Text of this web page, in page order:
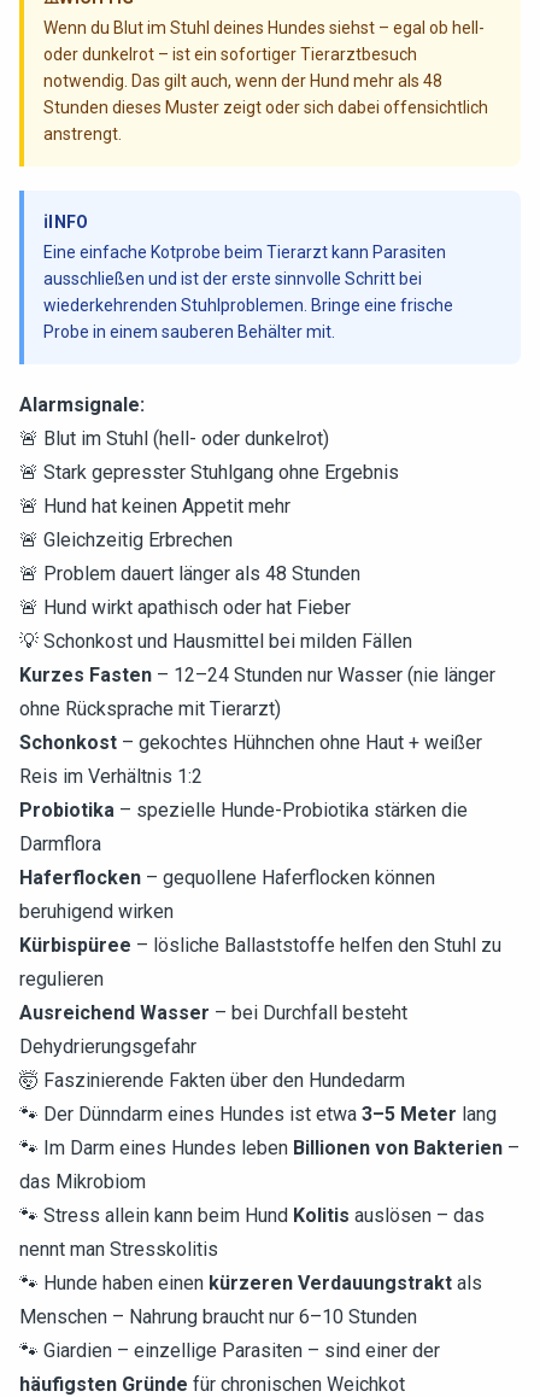
Wenn du Blut im Stuhl deines Hundes siehst – egal ob hell-
oder dunkelrot – ist ein sofortiger Tierarztbesuch
notwendig. Das gilt auch, wenn der Hund mehr als 48
Stunden dieses Muster zeigt oder sich dabei offensichtlich
anstrengt.
ℹ️ INFO
Eine einfache Kotprobe beim Tierarzt kann Parasiten
ausschließen und ist der erste sinnvolle Schritt bei
wiederkehrenden Stuhlproblemen. Bringe eine frische
Probe in einem sauberen Behälter mit.
Alarmsignale:
🚨 Blut im Stuhl (hell- oder dunkelrot)
🚨 Stark gepresster Stuhlgang ohne Ergebnis
🚨 Hund hat keinen Appetit mehr
🚨 Gleichzeitig Erbrechen
🚨 Problem dauert länger als 48 Stunden
🚨 Hund wirkt apathisch oder hat Fieber
💡 Schonkost und Hausmittel bei milden Fällen
Kurzes Fasten – 12–24 Stunden nur Wasser (nie länger
ohne Rücksprache mit Tierarzt)
Schonkost – gekochtes Hühnchen ohne Haut + weißer
Reis im Verhältnis 1:2
Probiotika – spezielle Hunde-Probiotika stärken die
Darmflora
Haferflocken – gequollene Haferflocken können
beruhigend wirken
Kürbispüree – lösliche Ballaststoffe helfen den Stuhl zu
regulieren
Ausreichend Wasser – bei Durchfall besteht
Dehydrierungsgefahr
🤯 Faszinierende Fakten über den Hundedarm
🐾 Der Dünndarm eines Hundes ist etwa 3–5 Meter lang
🐾 Im Darm eines Hundes leben Billionen von Bakterien –
das Mikrobiom
🐾 Stress allein kann beim Hund Kolitis auslösen – das
nennt man Stresskolitis
🐾 Hunde haben einen kürzeren Verdauungstrakt als
Menschen – Nahrung braucht nur 6–10 Stunden
🐾 Giardien – einzellige Parasiten – sind einer der
häufigsten Gründe für chronischen Weichkot